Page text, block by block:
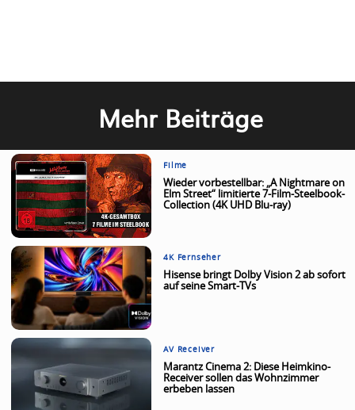
Mehr Beiträge
Filme
Wieder vorbestellbar: „A Nightmare on
Elm Street“ limitierte 7-Film-Steelbook-
Collection (4K UHD Blu-ray)
4K Fernseher
Hisense bringt Dolby Vision 2 ab sofort
auf seine Smart-TVs
AV Receiver
Marantz Cinema 2: Diese Heimkino-
Receiver sollen das Wohnzimmer
erbeben lassen